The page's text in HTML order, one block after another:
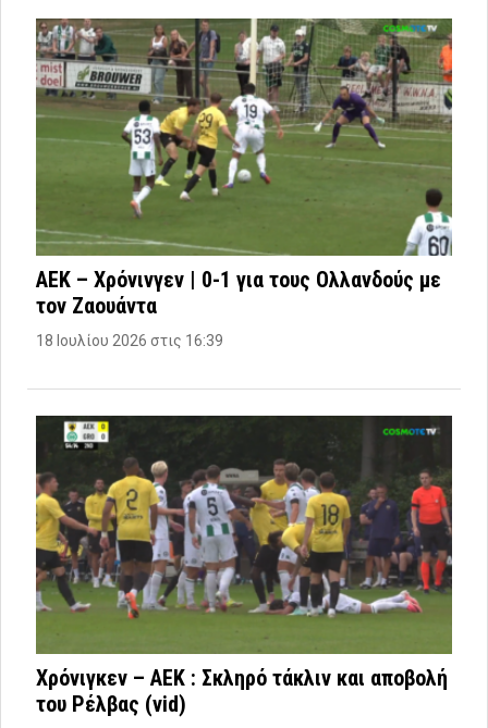
ΑΕΚ – Χρόνινγεν | 0-1 για τους Ολλανδούς με
τον Ζαουάντα
18 Ιουλίου 2026 στις 16:39
Χρόνιγκεν – ΑΕΚ : Σκληρό τάκλιν και αποβολή
του Ρέλβας (vid)